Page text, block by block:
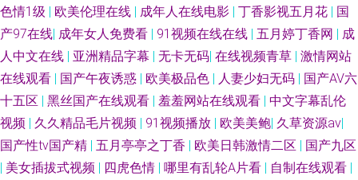
蕉青草 九一视频色综合 日本久久视 在线看日韩 91日曼黄 潮喷视频一区二区
www豆花社区 黑丝美女自慰网站 欧美精品久久多人混战 天堂色豆花113
91app看片 91亲99 国产91在线视频看看 欧美牛b叉视频 伊人大香焦 91巨乳
黑丝美女 在线看欧美日韩sss 91麻豆精产国品 av高潮亚洲 国产欧美香蕉视
频 日韩欧美网站A片 91n美女 91制片厂东京热 国产精品49 美欧日韩av 色色
色情1级 | 欧美伦理在线 | 成年人在线电影 | 丁香影视五月花 | 国
产97在线| 成年女人免费看 | 91视频在线在线 | 五月婷丁香网 | 成
人中文在线 | 亚洲精品字幕 | 无卡无码| 在线视频青草 | 激情网站
在线观看 | 国产午夜诱惑 | 欧美极品色 | 人妻少妇无码 | 国产AV六
十五区 | 黑丝国产在线观看 | 羞羞网站在线观看 | 中文字幕乱伦
视频 | 久久精品毛片视频 | 91视频播放 | 欧美美鲍| 久草资源av|
国产性tv国产精 | 五月亭亭之丁香 | 欧美日韩激情二区 | 国产九区
| 美女插拔式视频 | 四虎色情 | 哪里有乱轮A片看 | 自制在线观看 |